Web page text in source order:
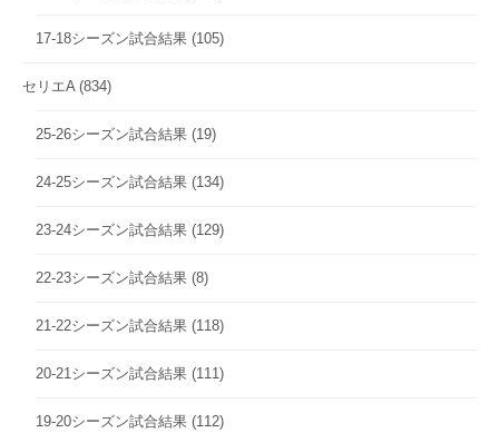
17-18シーズン試合結果 (105)
セリエA (834)
25-26シーズン試合結果 (19)
24-25シーズン試合結果 (134)
23-24シーズン試合結果 (129)
22-23シーズン試合結果 (8)
21-22シーズン試合結果 (118)
20-21シーズン試合結果 (111)
19-20シーズン試合結果 (112)